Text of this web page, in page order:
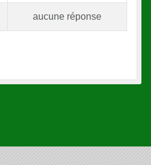
aucune réponse